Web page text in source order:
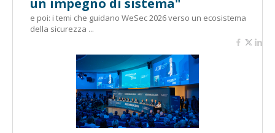
un impegno di sistema"
e poi: i temi che guidano WeSec 2026 verso un ecosistema
della sicurezza ...